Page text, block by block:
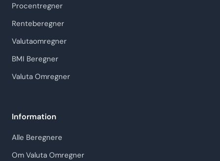
Procentregner
Renteberegner
Valutaomregner
BMI Beregner
Valuta Omregner
Information
Alle Beregnere
Om Valuta Omregner